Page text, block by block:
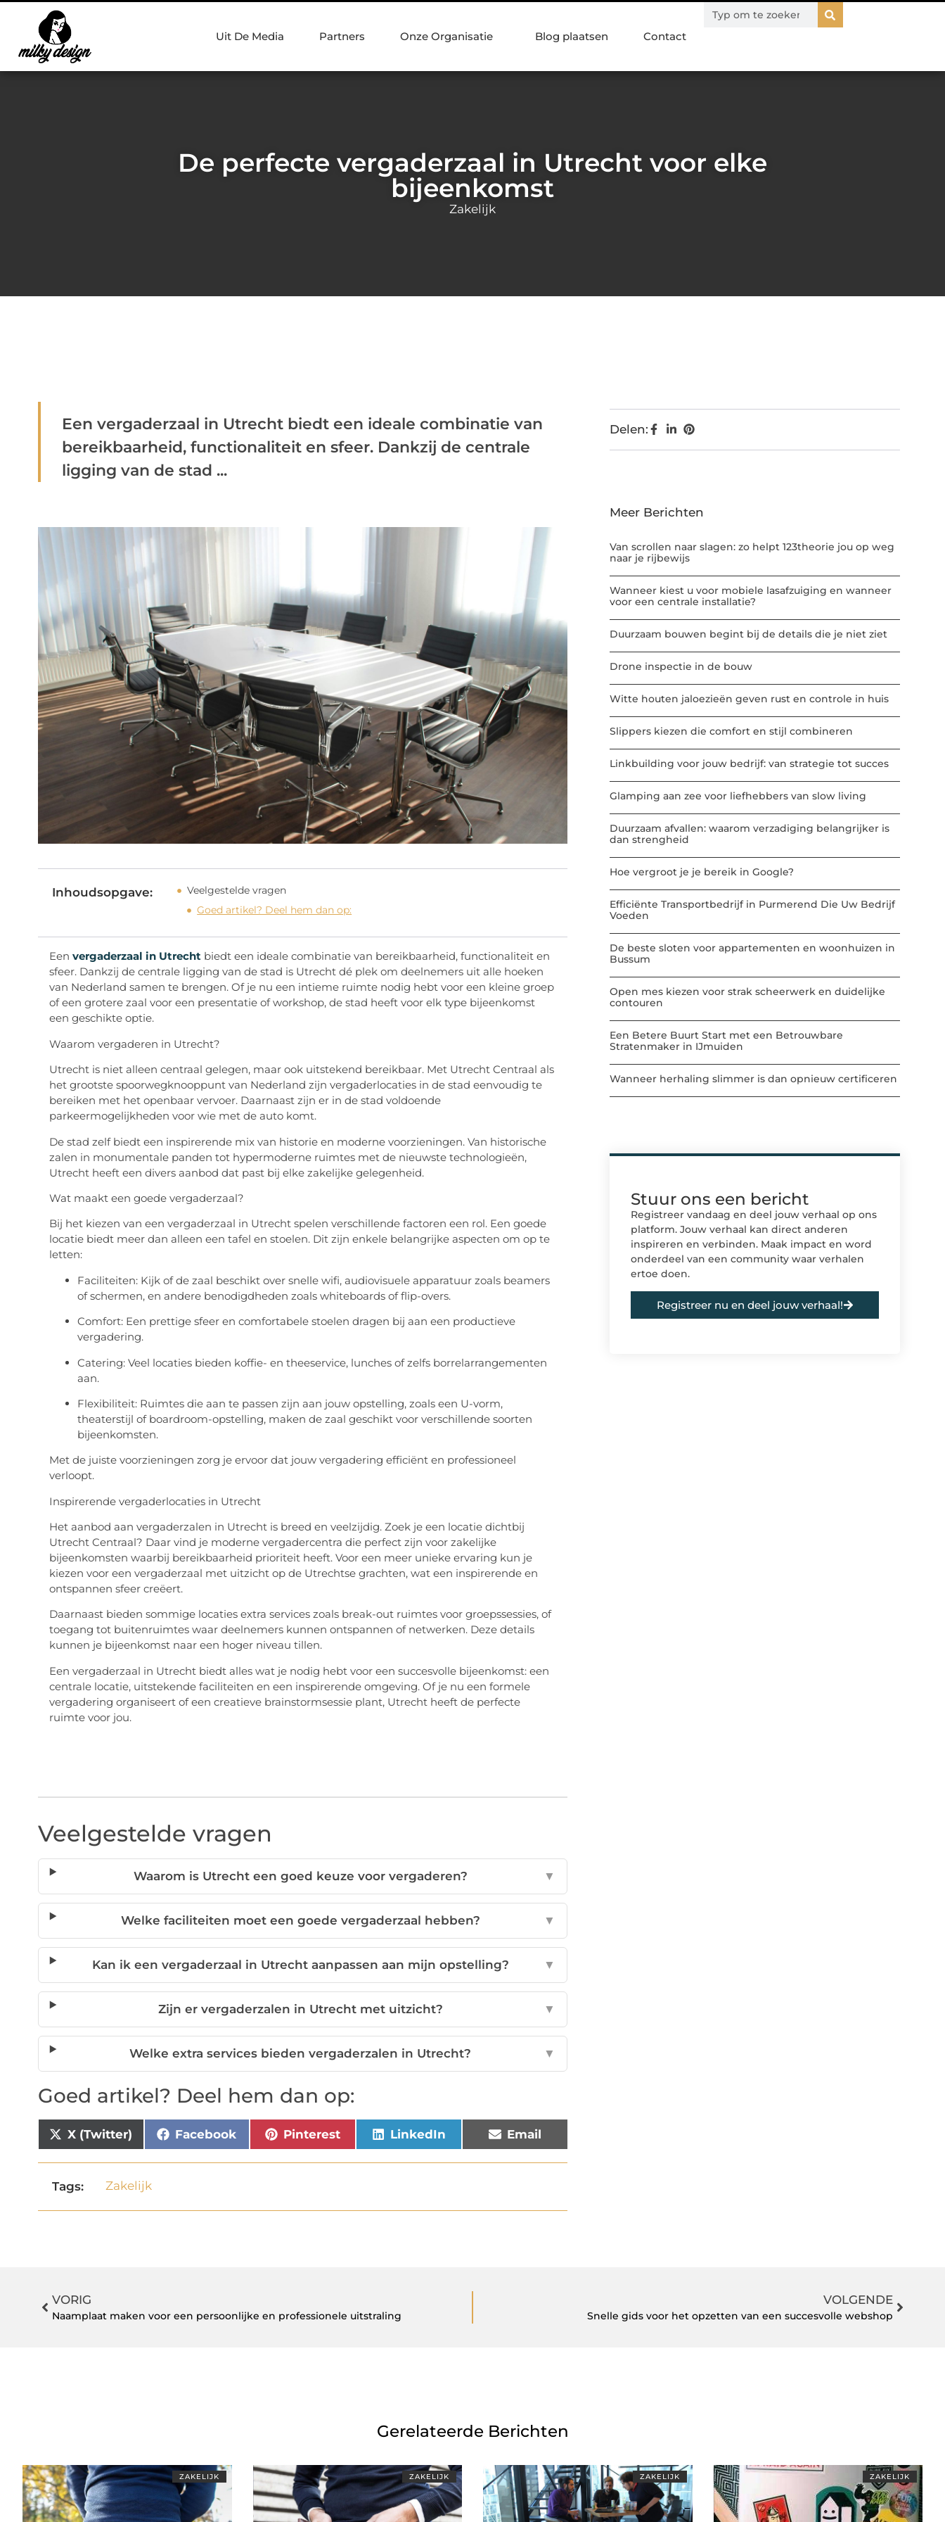
Uit De Media Partners Onze Organisatie Blog plaatsen Contact
De perfecte vergaderzaal in Utrecht voor elke
bijeenkomst
Zakelijk
Een vergaderzaal in Utrecht biedt een ideale combinatie van
bereikbaarheid, functionaliteit en sfeer. Dankzij de centrale
ligging van de stad ...
Inhoudsopgave:
Veelgestelde vragen
Goed artikel? Deel hem dan op:
Een vergaderzaal in Utrechtbiedt een ideale combinatie van bereikbaarheid, functionaliteit en
sfeer. Dankzij de centrale ligging van de stad is Utrecht dé plek om deelnemers uit alle hoeken
van Nederland samen te brengen. Of je nu een intieme ruimte nodig hebt voor een kleine groep
of een grotere zaal voor een presentatie of workshop, de stad heeft voor elk type bijeenkomst
een geschikte optie.
Waarom vergaderen in Utrecht?
Utrecht is niet alleen centraal gelegen, maar ook uitstekend bereikbaar. Met Utrecht Centraal als
het grootste spoorwegknooppunt van Nederland zijn vergaderlocaties in de stad eenvoudig te
bereiken met het openbaar vervoer. Daarnaast zijn er in de stad voldoende
parkeermogelijkheden voor wie met de auto komt.
De stad zelf biedt een inspirerende mix van historie en moderne voorzieningen. Van historische
zalen in monumentale panden tot hypermoderne ruimtes met de nieuwste technologieën,
Utrecht heeft een divers aanbod dat past bij elke zakelijke gelegenheid.
Wat maakt een goede vergaderzaal?
Bij het kiezen van een vergaderzaal in Utrechtspelen verschillende factoren een rol. Een goede
locatie biedt meer dan alleen een tafel en stoelen. Dit zijn enkele belangrijke aspecten om op te
letten:
Faciliteiten: Kijk of de zaal beschikt over snelle wifi, audiovisuele apparatuur zoals beamers
of schermen, en andere benodigdheden zoals whiteboards of flip-overs.
Comfort: Een prettige sfeer en comfortabele stoelen dragen bij aan een productieve
vergadering.
Catering: Veel locaties bieden koffie- en theeservice, lunches of zelfs borrelarrangementen
aan.
Flexibiliteit: Ruimtes die aan te passen zijn aan jouw opstelling, zoals een U-vorm,
theaterstijl of boardroom-opstelling, maken de zaal geschikt voor verschillende soorten
bijeenkomsten.
Met de juiste voorzieningen zorg je ervoor dat jouw vergadering efficiënt en professioneel
verloopt.
Inspirerende vergaderlocaties in Utrecht
Het aanbod aan vergaderzalen in Utrecht is breed en veelzijdig. Zoek je een locatie dichtbij
Utrecht Centraal? Daar vind je moderne vergadercentra die perfect zijn voor zakelijke
bijeenkomsten waarbij bereikbaarheid prioriteit heeft. Voor een meer unieke ervaring kun je
kiezen voor een vergaderzaal met uitzicht op de Utrechtse grachten, wat een inspirerende en
ontspannen sfeer creëert.
Daarnaast bieden sommige locaties extra services zoals break-out ruimtes voor groepssessies, of
toegang tot buitenruimtes waar deelnemers kunnen ontspannen of netwerken. Deze details
kunnen je bijeenkomst naar een hoger niveau tillen.
Een vergaderzaal in Utrechtbiedt alles wat je nodig hebt voor een succesvolle bijeenkomst: een
centrale locatie, uitstekende faciliteiten en een inspirerende omgeving. Of je nu een formele
vergadering organiseert of een creatieve brainstormsessie plant, Utrecht heeft de perfecte
ruimte voor jou.
Veelgestelde vragen
Waarom is Utrecht een goed keuze voor vergaderen? ▼
Welke faciliteiten moet een goede vergaderzaal hebben? ▼
Kan ik een vergaderzaal in Utrecht aanpassen aan mijn opstelling? ▼
Zijn er vergaderzalen in Utrecht met uitzicht? ▼
Welke extra services bieden vergaderzalen in Utrecht? ▼
Goed artikel? Deel hem dan op:
X (Twitter) Facebook Pinterest LinkedIn Email
Tags: Zakelijk
Delen:
Meer Berichten
Van scrollen naar slagen: zo helpt 123theorie jou op weg
naar je rijbewijs
Wanneer kiest u voor mobiele lasafzuiging en wanneer
voor een centrale installatie?
Duurzaam bouwen begint bij de details die je niet ziet
Drone inspectie in de bouw
Witte houten jaloezieën geven rust en controle in huis
Slippers kiezen die comfort en stijl combineren
Linkbuilding voor jouw bedrijf: van strategie tot succes
Glamping aan zee voor liefhebbers van slow living
Duurzaam afvallen: waarom verzadiging belangrijker is
dan strengheid
Hoe vergroot je je bereik in Google?
Efficiënte Transportbedrijf in Purmerend Die Uw Bedrijf
Voeden
De beste sloten voor appartementen en woonhuizen in
Bussum
Open mes kiezen voor strak scheerwerk en duidelijke
contouren
Een Betere Buurt Start met een Betrouwbare
Stratenmaker in IJmuiden
Wanneer herhaling slimmer is dan opnieuw certificeren
Stuur ons een bericht
Registreer vandaag en deel jouw verhaal op ons
platform. Jouw verhaal kan direct anderen
inspireren en verbinden. Maak impact en word
onderdeel van een community waar verhalen
ertoe doen.
Registreer nu en deel jouw verhaal!
VORIG
Naamplaat maken voor een persoonlijke en professionele uitstraling
VOLGENDE
Snelle gids voor het opzetten van een succesvolle webshop
Gerelateerde Berichten
ZAKELIJK ZAKELIJK ZAKELIJK ZAKELIJK